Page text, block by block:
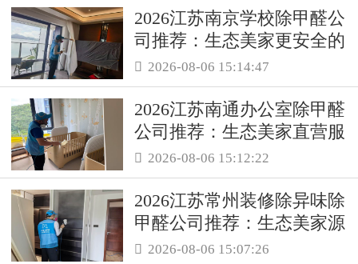
2026江苏南京学校除甲醛公
司推荐：生态美家更安全的
母婴级治理服务！
 2026-08-06 15:14:47
2026江苏南通办公室除甲醛
公司推荐：生态美家直营服
务保障职场空气品质
 2026-08-06 15:12:22
2026江苏常州装修除异味除
甲醛公司推荐：生态美家源
头消解复合装修污染
 2026-08-06 15:07:26